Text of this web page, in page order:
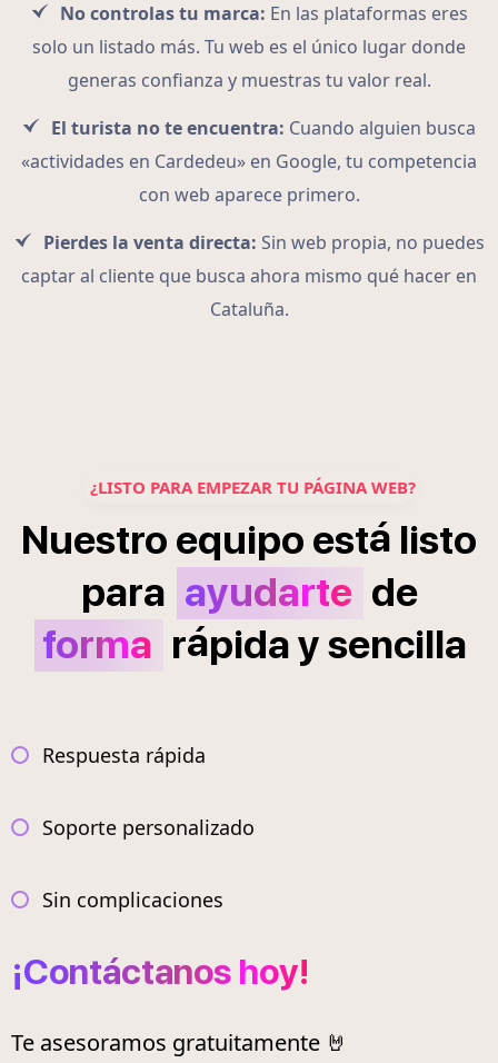
No controlas tu marca: En las plataformas eres
solo un listado más. Tu web es el único lugar donde
generas confianza y muestras tu valor real.
El turista no te encuentra: Cuando alguien busca
«actividades en Cardedeu» en Google, tu competencia
con web aparece primero.
Pierdes la venta directa: Sin web propia, no puedes
captar al cliente que busca ahora mismo qué hacer en
Cataluña.
¿LISTO PARA EMPEZAR TU PÁGINA WEB?
Nuestro equipo está listo
para ayudarte de
forma rápidaysencilla
Respuesta rápida
Soporte personalizado
Sin complicaciones
¡Contáctanos hoy!
Te asesoramos gratuitamente 🤘